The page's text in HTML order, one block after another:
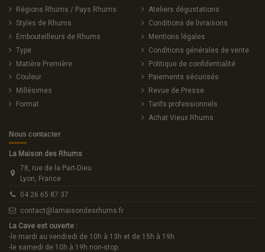
Régions Rhums / Pays Rhums
Styles de Rhums
Embouteilleurs de Rhums
Type
Matière Première
Couleur
Millésimes
Format
Ateliers dégustations
Conditions de livraisons
Mentions légales
Conditions générales de vente
Politique de confidentialité
Paiements sécurisés
Revue de Presse
Tarifs professionnels
Achat Vieux Rhums
Nous contacter
La Maison des Rhums
78, rue de la Part-Dieu
Lyon, France
04 26 65 87 37
contact@lamaisondesrhums.fr
La Cave est ouverte :
-le mardi au vendredi de 10h à 13h et de 15h à 19h
-le samedi de 10h à 19h non-stop.